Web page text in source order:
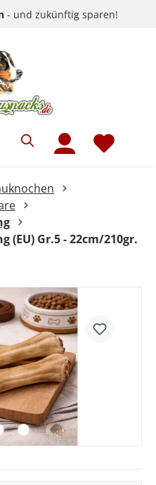
- und zukünftig sparen!
(EU) Gr.5 - 22cm/210gr.